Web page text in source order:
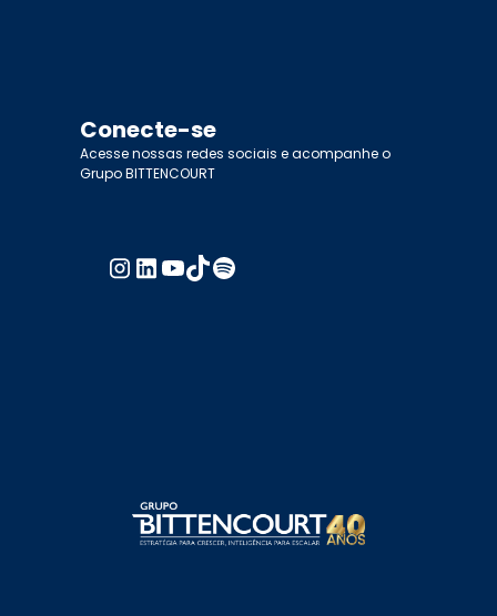
Conecte-se
Acesse nossas redes sociais e acompanhe o
Grupo BITTENCOURT